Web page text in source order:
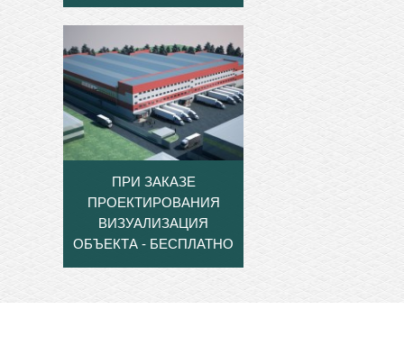
ПРИ ЗАКАЗЕ
ПРОЕКТИРОВАНИЯ
ВИЗУАЛИЗАЦИЯ
ОБЪЕКТА - БЕСПЛАТНО